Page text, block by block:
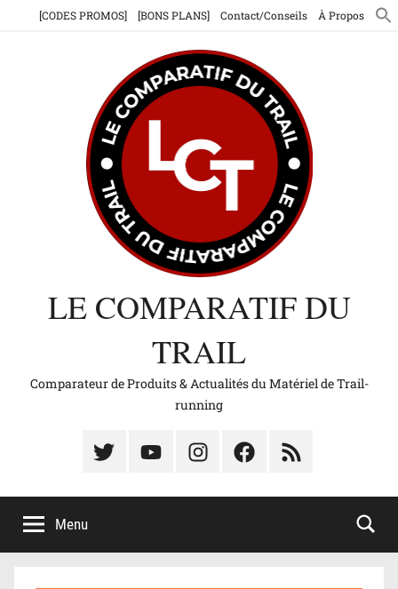
[CODES PROMOS] [BONS PLANS] Contact/Conseils À Propos
LE COMPARATIF DU
TRAIL
Comparateur de Produits & Actualités du Matériel de Trail-
running
Élément
menu
Élément
menu
Élément
menu
Élément
menu
Élément
menu
Menu